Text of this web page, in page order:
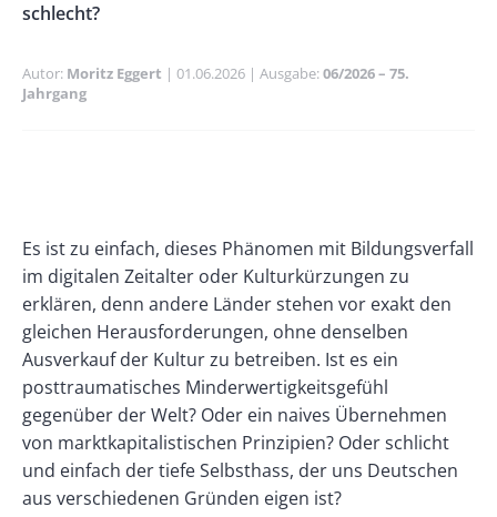
schlecht?
Autor Moritz Eggert Publikationsdatum
01.06.2026 Ausgabe 06/2026 – 75.
Jahrgang
Right
Paragraphs
Text
Es ist zu einfach, dieses Phänomen mit Bildungsverfall
im digitalen Zeitalter oder Kulturkürzungen zu
erklären, denn andere Länder stehen vor exakt den
gleichen Herausforderungen, ohne denselben
Ausverkauf der Kultur zu betreiben. Ist es ein
posttraumatisches Minderwertigkeitsgefühl
gegenüber der Welt? Oder ein naives Übernehmen
von marktkapitalistischen Prinzipien? Oder schlicht
und einfach der tiefe Selbsthass, der uns Deutschen
aus verschiedenen Gründen eigen ist?